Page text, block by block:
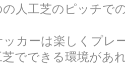
人工芝のピッチで
カーは楽しくプレ
芝でできる環境があ